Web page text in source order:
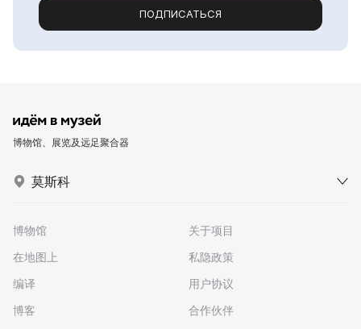
ПОДПИСАТЬСЯ
博物馆、展览及远足聚合器
莫斯科
博物馆
在地图上
编译
博客
关于项目
私隐政策
用户协议
合作伙伴